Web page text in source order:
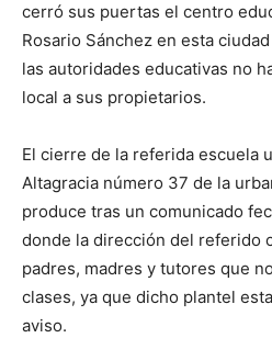
cerró sus puertas el centro
Rosario Sánchez en esta
las autoridades educativas no
local a sus propietarios.
El cierre de la referida escuela
Altagracia número 37 de la
produce tras un comunicado
donde la dirección del referido
padres, madres y tutores que
clases, ya que dicho plantel
aviso.